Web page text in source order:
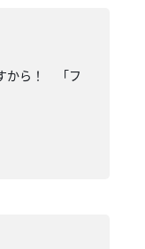
から！ 「フ